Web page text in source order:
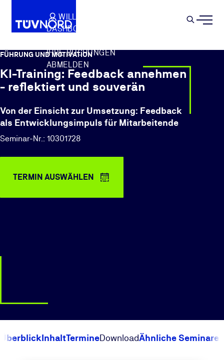
Springe zum Hauptinhalt
WILLKOMMEN
DASHBOARD
IHRE BUCHUNGEN
ABMELDEN
FÜHRUNG UND MOTIVATION
KI-Training: Feedback annehmen
- reflektiert und souverän
Von der Einsicht zur Umsetzung: Feedback
als Entwicklungsimpuls für Mitarbeitende
Seminar-Nr.: 10301728
TERMIN AUSWÄHLEN
ÜberblickInhaltTermineDownloadÄhnliche Seminare